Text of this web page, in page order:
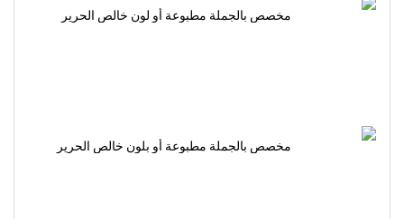
مخصص بالجملة مطبوعة أو لون خالص الحرير
مخصص بالجملة مطبوعة أو بلون خالص الحرير